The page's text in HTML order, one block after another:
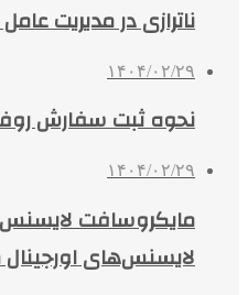
ناترازی در مدیریت
۱۴۰۴/۰۲/۲۹
نحوه ثبت سفارش
۱۴۰۴/۰۲/۲۹
مایکروسافت
لایسنس‌های اورجینال